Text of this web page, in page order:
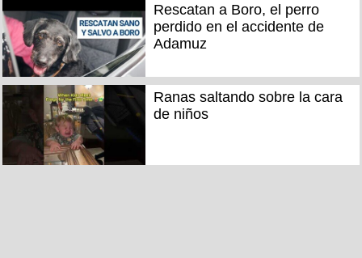
Rescatan a Boro, el perro
perdido en el accidente de
Adamuz
Ranas saltando sobre la cara
de niños